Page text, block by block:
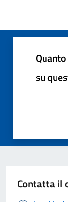
su
Contatta il